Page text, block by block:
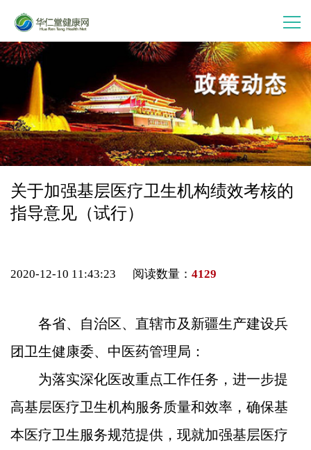
首 页
走进华仁堂
连锁加盟
案例分享
会员中心
关于加强基层医疗卫生机构绩效考核的
指导意见（试行）
2020-12-10 11:43:23 阅读数量： 4129
各省、自治区、直辖市及新疆生产建设兵
团卫生健康委、中医药管理局：
为落实深化医改重点工作任务，进一步提
高基层医疗卫生机构服务质量和效率，确保基
本医疗卫生服务规范提供，现就加强基层医疗